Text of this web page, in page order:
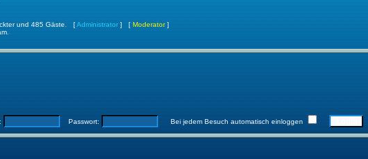
und 485 Gäste. [Administrator] [ Moderator]
Passwort: Bei jedem Besuch automatisch einloggen